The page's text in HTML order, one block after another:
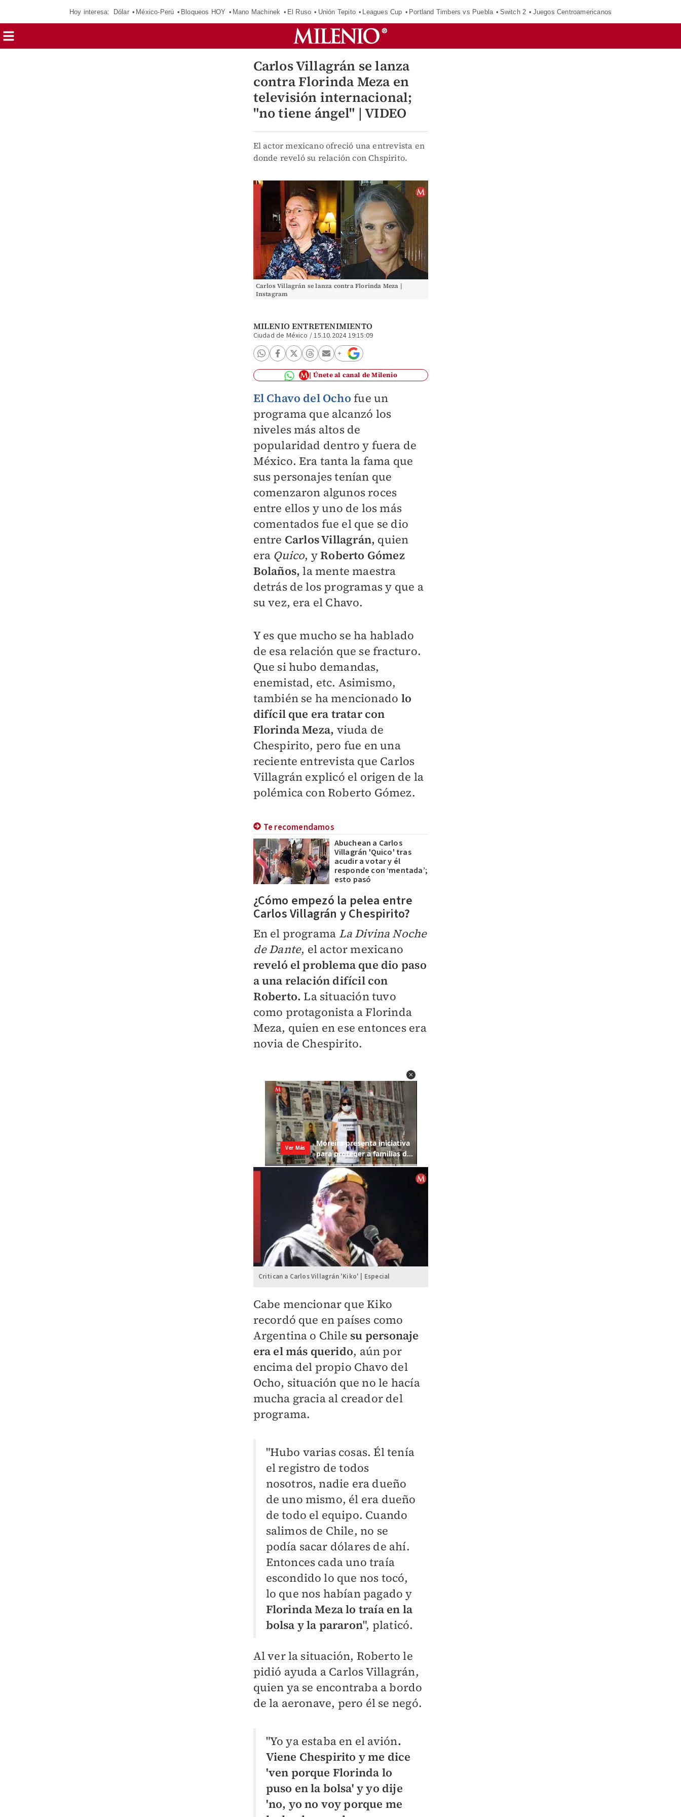
Hoy interesa: Dólar México-Perú Bloqueos HOY Mano Machinek El Ruso Unión Tepito Leagues Cup Portland Timbers vs Puebla Switch 2 Juegos Centroamericanos
Carlos Villagrán se lanza
contra Florinda Meza en
televisión internacional;
"no tiene ángel" | VIDEO
El actor mexicano ofreció una entrevista en
donde reveló su relación con Chspirito.
Carlos Villagrán se lanza contra Florinda Meza |
Instagram
MILENIO ENTRETENIMIENTO
Ciudad de México /15.10.2024 19:15:09
Únete al canal de Milenio
El Chavo del Ocho fue un
programa que alcanzó los
niveles más altos de
popularidad dentro y fuera de
México. Era tanta la fama que
sus personajes tenían que
comenzaron algunos roces
entre ellos y uno de los más
comentados fue el que se dio
entre Carlos Villagrán, quien
era Quico, yRoberto Gómez
Bolaños, la mente maestra
detrás de los programas y que a
su vez, era el Chavo.
Y es que mucho se ha hablado
de esa relación que se fracturo.
Que si hubo demandas,
enemistad, etc. Asimismo,
también se ha mencionado lo
difícil que era tratar con
Florinda Meza, viuda de
Chespirito, pero fue en una
reciente entrevista que Carlos
Villagrán explicó el origen de la
polémica con Roberto Gómez.
Te recomendamos
Abuchean a Carlos
Villagrán 'Quico' tras
acudir a votar y él
responde con ‘mentada’;
esto pasó
¿Cómo empezó la pelea entre
Carlos Villagrán y Chespirito?
En el programa La Divina Noche
de Dante, el actor mexicano
reveló el problema que dio paso
a una relación difícil con
Roberto. La situación tuvo
como protagonista a Florinda
Meza, quien en ese entonces era
novia de Chespirito.
Critican a Carlos Villagrán 'Kiko' | Especial
Cabe mencionar que Kiko
recordó que en países como
Argentina o Chile su personaje
era el más querido, aún por
encima del propio Chavo del
Ocho, situación que no le hacía
mucha gracia al creador del
programa.
"Hubo varias cosas. Él tenía
el registro de todos
nosotros, nadie era dueño
de uno mismo, él era dueño
de todo el equipo. Cuando
salimos de Chile, no se
podía sacar dólares de ahí.
Entonces cada uno traía
escondido lo que nos tocó,
lo que nos habían pagado y
Florinda Meza lo traía en la
bolsa y la pararon", platicó.
Al ver la situación, Roberto le
pidió ayuda a Carlos Villagrán,
quien ya se encontraba a bordo
de la aeronave, pero él se negó.
"Yo ya estaba en el avión.
Viene Chespirito y me dice
'ven porque Florinda lo
puso en la bolsa' y yo dije
'no, yo no voy porque me